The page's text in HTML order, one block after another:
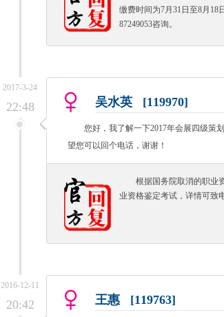
缴费时间为7月31日至8月18
87249053咨询。
2017-3-24
22:48 吴水英 [119970]
您好，我了解一下2017年会展四级策
望您可以回个电话，谢谢！
根据国务院取消的职业
业资格鉴定考试，详情可致
2016-12-11
20:42 王惠 [119763]